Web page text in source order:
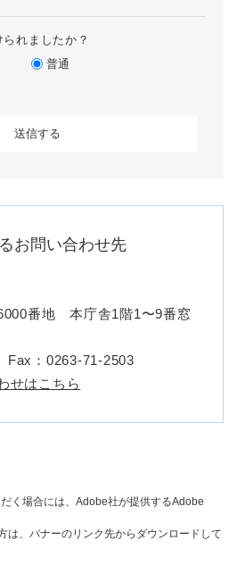
れましたか？
普通
お問い合わせ先
番地 本庁舎1階1〜9番窓
Fax：0263-71-2503
せはこちら
く場合には、Adobe社が提供するAdobe
は、バナーのリンク先からダウンロードして